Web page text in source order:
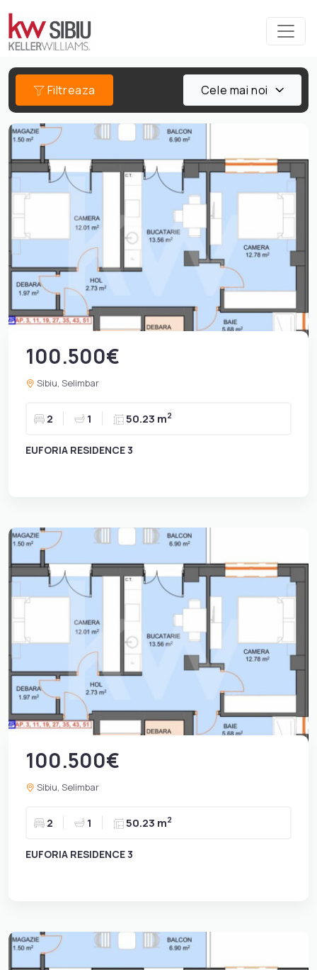
Filtreaza Cele mai noi
100.500€
Sibiu, Selimbar
2 1 50.23 m2
EUFORIA RESIDENCE 3
100.500€
Sibiu, Selimbar
2 1 50.23 m2
EUFORIA RESIDENCE 3